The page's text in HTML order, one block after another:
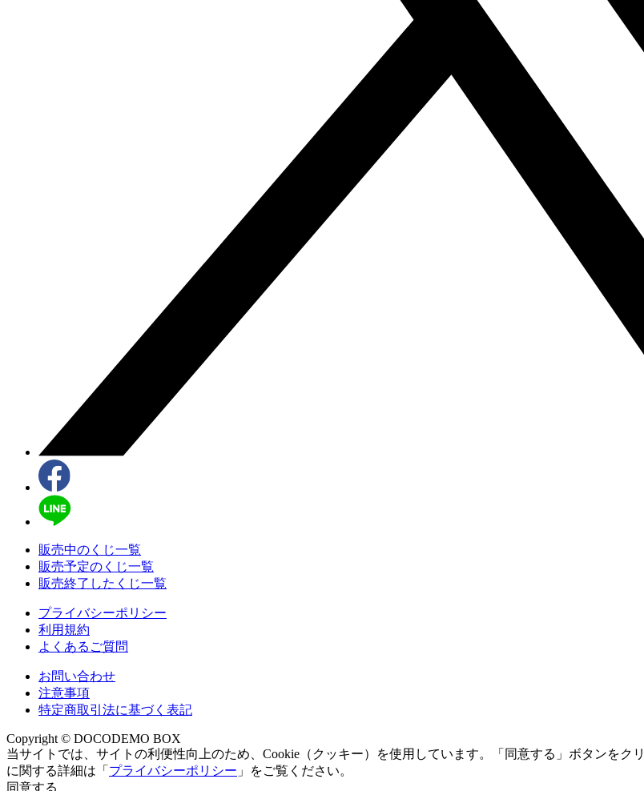
販売中のくじ一覧
販売予定のくじ一覧
販売終了したくじ一覧
プライバシーポリシー
利用規約
よくあるご質問
お問い合わせ
注意事項
特定商取引法に基づく表記
Copyright © DOCODEMO BOX
当サイトでは、サイトの利便性向上のため、Cookie（クッキー）を使用しています。「同意する」ボタンをク
に関する詳細は「 プライバシーポリシー 」をご覧ください。
同意する